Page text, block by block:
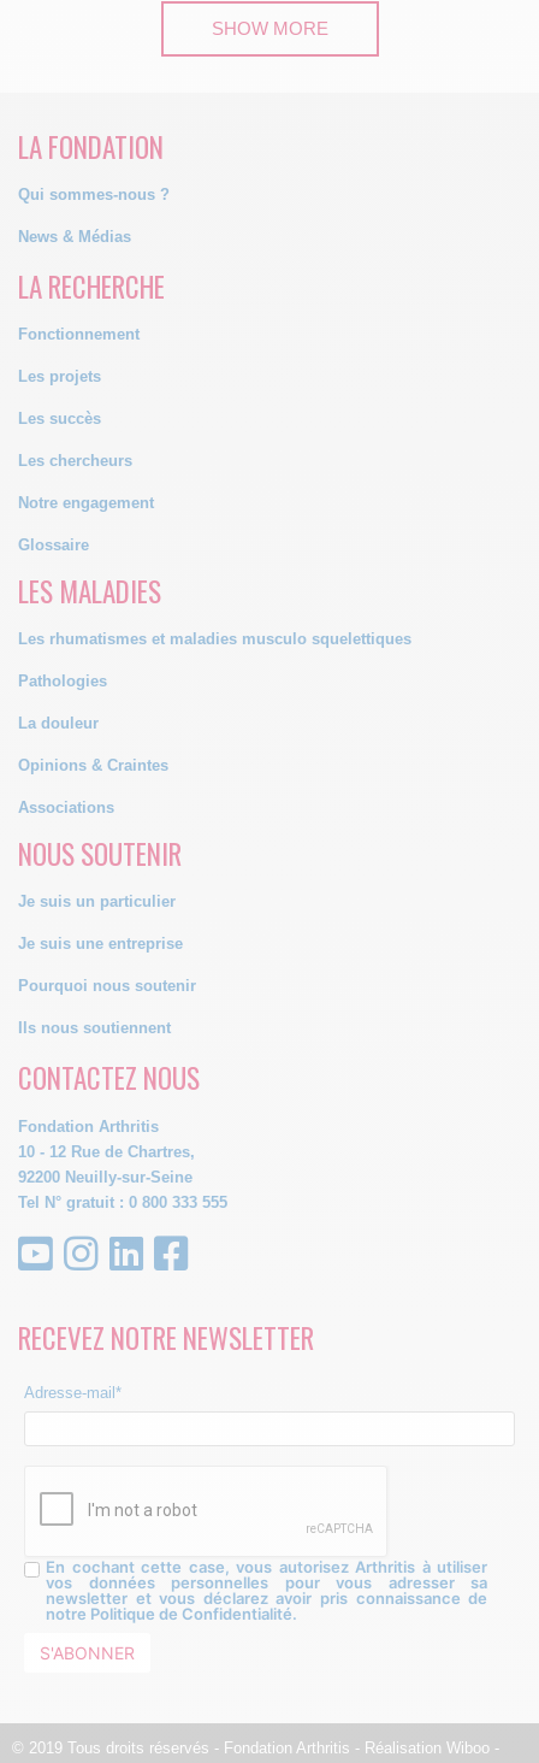
SHOW MORE
LA FONDATION
Qui sommes-nous ?
News & Médias
LA RECHERCHE
Fonctionnement
Les projets
Les succès
Les chercheurs
Notre engagement
Glossaire
LES MALADIES
Les rhumatismes et maladies musculo squelettiques
Pathologies
La douleur
Opinions & Craintes
Associations
NOUS SOUTENIR
Je suis un particulier
Je suis une entreprise
Pourquoi nous soutenir
Ils nous soutiennent
CONTACTEZ NOUS
Fondation Arthritis
10 - 12 Rue de Chartres,
92200 Neuilly-sur-Seine
Tel N° gratuit : 0 800 333 555
RECEVEZ NOTRE NEWSLETTER
Adresse-mail*
En cochant cette case, vous autorisez Arthritis à utiliser
vos données personnelles pour vous adresser sa
newsletter et vous déclarez avoir pris connaissance de
notre Politique de Confidentialité.
© 2019 Tous droits réservés - Fondation Arthritis - Réalisation Wiboo -